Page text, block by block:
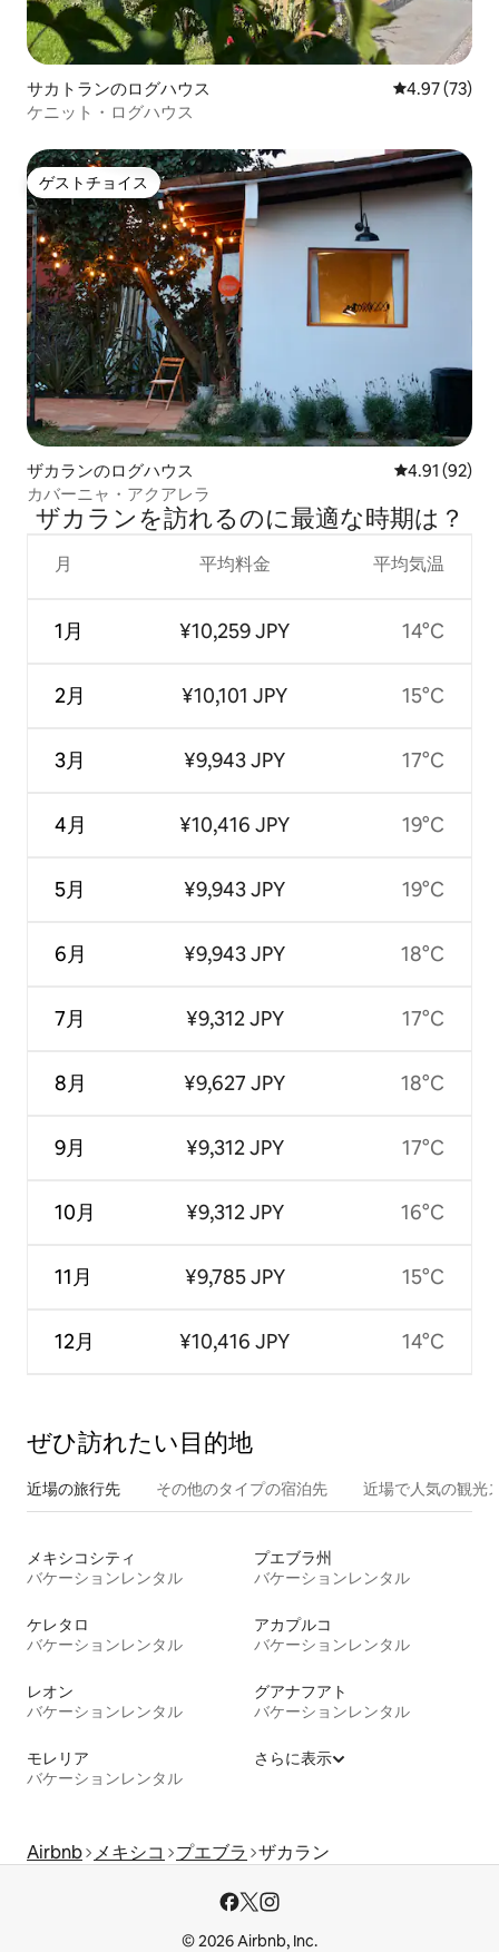
サカトランのログハウス レビュー73
4.97 (73)
ケニット・ログハウス
ゲストチョイス
ゲストチョイス
ザカランのログハウス レビュー92
4.91 (92)
カバーニャ・アクアレラ
ザカランを訪⁠れ⁠るの⁠に最⁠適⁠な時⁠期⁠は⁠？
月
1月
2月
3月
4月
5月
6月
7月
8月
9月
10月
11月
12月
平均料金
¥10,259 JPY
¥10,101 JPY
¥9,943 JPY
¥10,416 JPY
¥9,943 JPY
¥9,943 JPY
¥9,312 JPY
¥9,627 JPY
¥9,312 JPY
¥9,312 JPY
¥9,785 JPY
¥10,416 JPY
平均気温
14°C
15°C
17°C
19°C
19°C
18°C
17°C
18°C
17°C
16°C
15°C
14°C
ぜひ訪⁠れ⁠た⁠い目⁠的⁠地
近場の旅行先 その他のタ⁠イ⁠プ⁠の宿⁠泊⁠先 近場で人気の観光
メキシコシティ
バケーションレンタル
プエブラ州
バケーションレンタル
ケレタロ
バケーションレンタル
アカプルコ
バケーションレンタル
レオン
バケーションレンタル
グアナフアト
バケーションレンタル
モレリア
バケーションレンタル
さらに表示
Airbnb メキシコ プエブラ ザカラン
© 2026 Airbnb, Inc.